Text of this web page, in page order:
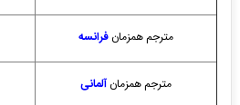
مترجم همزمان فرانسه
مترجم همزمان آلمانی